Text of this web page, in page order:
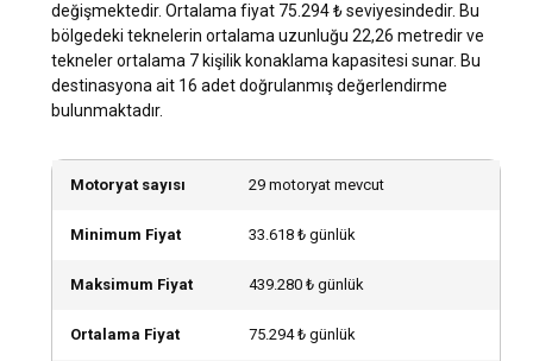
Arnavutköy lokasyonunda kaptanlı mı kaptansız mı
motoryat kiralamalıyım?
Arnavutköy'de, denizde deneyiminiz varsa kaptansız bir
motoryat kiralamayı tercih edebilirsiniz, ancak daha rahat ve
imkanları da mevcuttur.
Arnavutköy lokasyonunda mürettebatlı mı yoksa
Mürettebatlı motoryatlar, size daha kişiselleştirilmiş
sağlar. Arnavutköy'teki en güzel koylar ve saklı limanlar
değişmektedir. Ortalama fiyat 75.294 ₺ seviyesindedir. Bu
bölgedeki teknelerin ortalama uzunluğu 22,26 metredir ve
tekneler ortalama 7 kişilik konaklama kapasitesi sunar. Bu
destinasyona ait 16 adet doğrulanmış değerlendirme
bulunmaktadır.
Motoryat sayısı 29 motoryat mevcut
Minimum Fiyat 33.618 ₺ günlük
Maksimum Fiyat 439.280 ₺ günlük
Ortalama Fiyat 75.294 ₺ günlük